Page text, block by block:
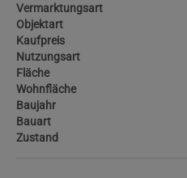
Vermarktungsart
Objektart
Kaufpreis
Nutzungsart
Fläche
Wohnfläche
Baujahr
Bauart
Zustand